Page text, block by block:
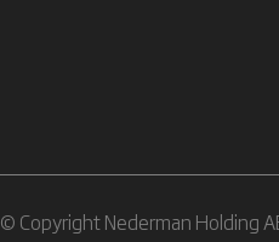
© Copyright Nederman Holding